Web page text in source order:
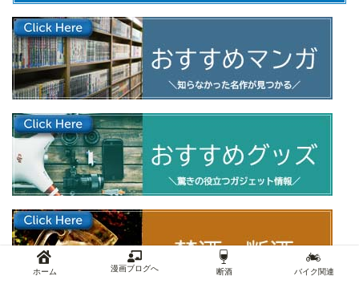
ホーム 漫画ブログへ 断酒 バイク関連